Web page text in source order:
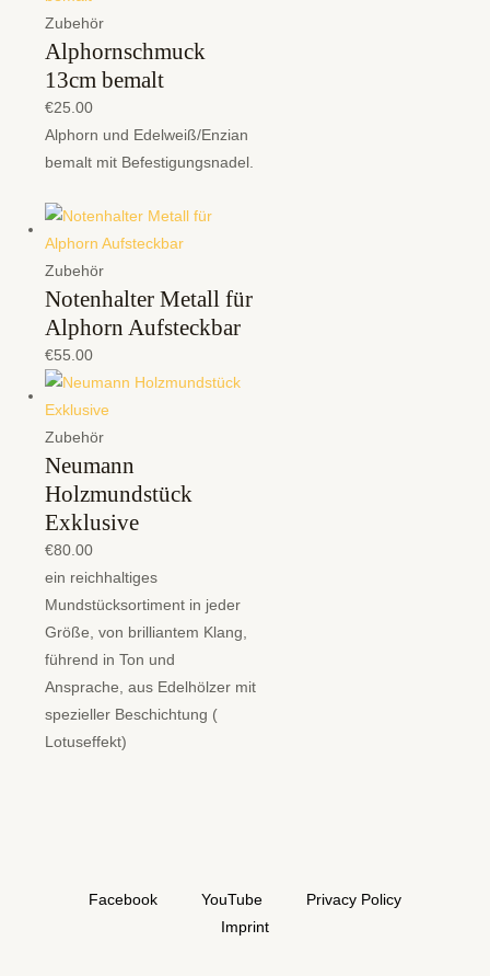
Zubehör
Alphornschmuck
13cm bemalt
€25.00
Alphorn und Edelweiß/Enzian
bemalt mit Befestigungsnadel.
Zubehör
Notenhalter Metall für
Alphorn Aufsteckbar
€55.00
Zubehör
Neumann
Holzmundstück
Exklusive
€80.00
ein reichhaltiges
Mundstücksortiment in jeder
Größe, von brilliantem Klang,
führend in Ton und
Ansprache, aus Edelhölzer mit
spezieller Beschichtung (
Lotuseffekt)
Facebook YouTube
Privacy Policy
Imprint